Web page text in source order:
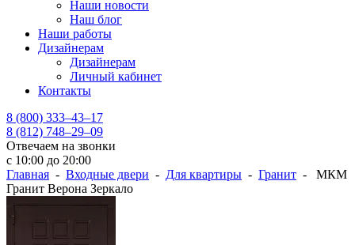
Наши новости
Наш блог
Наши работы
Дизайнерам
Дизайнерам
Личный кабинет
Контакты
8 (800) 333–43–17
8 (812) 748–29–09
Отвечаем на звонки
с 10:00 до 20:00
Главная - Входные двери - Для квартиры - Гранит - МКМ
Гранит Верона Зеркало